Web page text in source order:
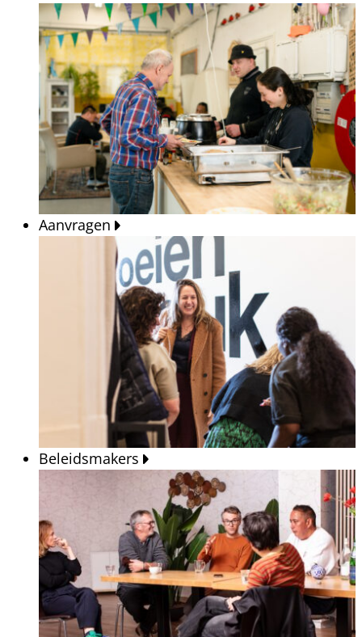
Aanvragen
Beleidsmakers